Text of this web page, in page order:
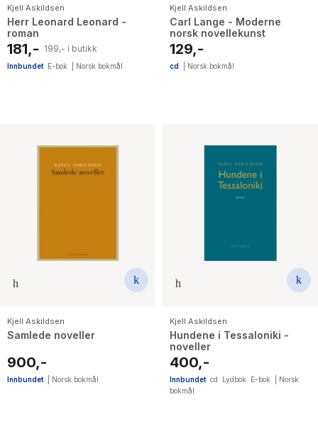
Kjell Askildsen
Herr Leonard Leonard -
roman
181,- 199,- i butikk
Innbundet E-bok Norsk bokmål
Kjell Askildsen
Carl Lange - Moderne
norsk novellekunst
129,-
cd Norsk bokmål
Kjell Askildsen
Samlede noveller
900,-
Innbundet Norsk bokmål
Kjell Askildsen
Hundene i Tessaloniki -
noveller
400,-
Innbundet cd Lydbok E-bok
Norsk
bokmål